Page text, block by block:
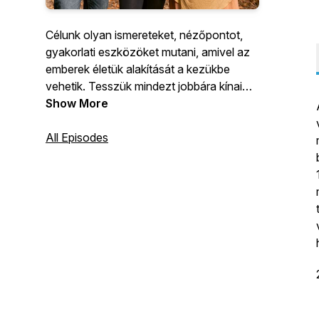
Célunk olyan ismereteket, nézőpontot,
gyakorlati eszközöket mutani, amivel az
emberek életük alakítását a kezükbe
vehetik. Tesszük mindezt jobbára kínai
metafizikai eszközök segítségével (Öt
Dun Jia, stb) és a harmóniára törekvés
Show More
All Episodes